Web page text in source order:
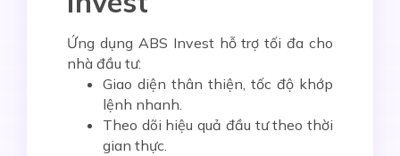
Ứng dụng ABS Investhỗ trợ tối đa cho
nhà đầu tư:
Giao diện thân thiện, tốc độ khớp
lệnh nhanh.
Theo dõi hiệu quả đầu tư theo thời
gian thực.